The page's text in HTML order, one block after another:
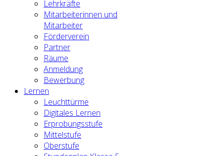
Lehrkräfte
Mitarbeiterinnen und
Mitarbeiter
Förderverein
Partner
Räume
Anmeldung
Bewerbung
Lernen
Leuchttürme
Digitales Lernen
Erprobungsstufe
Mittelstufe
Oberstufe